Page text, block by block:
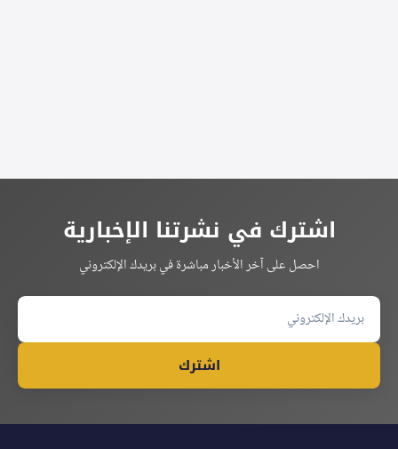
اشترك في نشرتنا الإخبارية
احصل على آخر الأخبار مباشرة في بريدك الإلكتروني
اشترك